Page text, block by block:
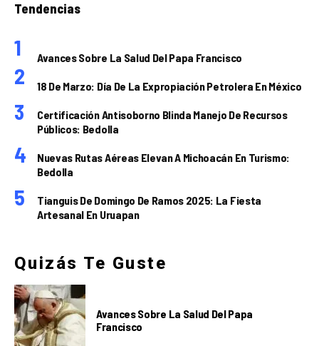
Tendencias
Avances Sobre La Salud Del Papa Francisco
18 De Marzo: Día De La Expropiación Petrolera En México
Certificación Antisoborno Blinda Manejo De Recursos
Públicos: Bedolla
Nuevas Rutas Aéreas Elevan A Michoacán En Turismo:
Bedolla
Tianguis De Domingo De Ramos 2025: La Fiesta
Artesanal En Uruapan
Quizás Te Guste
Avances Sobre La Salud Del Papa
Francisco